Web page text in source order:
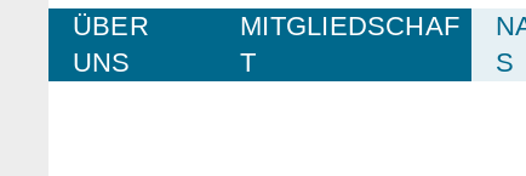
ÜBER
UNS
MITGLIEDSCHAF
T
S